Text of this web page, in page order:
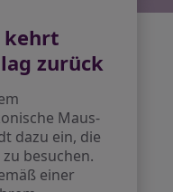
kehrt
zurück
Maus-
dazu ein, die
besuchen.
einer